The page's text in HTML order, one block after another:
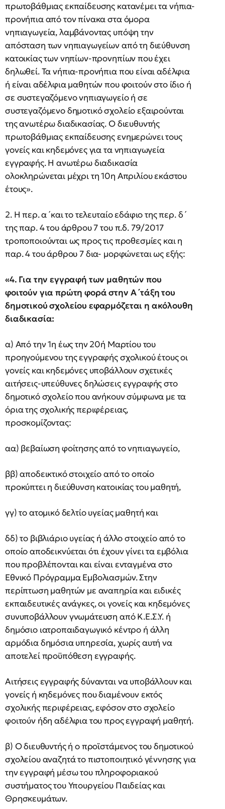
πρωτοβάθμιας εκπαίδευσης κατανέμει τα νήπια-
προνήπια από τον πίνακα στα όμορα
νηπιαγωγεία, λαμβάνοντας υπόψη την
απόσταση των νηπιαγωγείων από τη διεύθυνση
κατοικίας των νηπίων-προνηπίων που έχει
δηλωθεί. Τα νήπια-προνήπια που είναι αδέλφια
ή είναι αδέλφια μαθητών που φοιτούν στο ίδιο ή
σε συστεγαζόμενο νηπιαγωγείο ή σε
συστεγαζόμενο δημοτικό σχολείο εξαιρούνται
της ανωτέρω διαδικασίας. Ο διευθυντής
πρωτοβάθμιας εκπαίδευσης ενημερώνει τους
γονείς και κηδεμόνες για τα νηπιαγωγεία
εγγραφής. Η ανωτέρω διαδικασία
ολοκληρώνεται μέχρι τη 10η Απριλίου εκάστου
έτους».
2. Η περ. α ́ και το τελευταίο εδάφιο της περ. δ ́
της παρ. 4 του άρθρου 7 του π.δ. 79/2017
τροποποιούνται ως προς τις προθεσμίες και η
παρ. 4 του άρθρου 7 δια- μορφώνεται ως εξής:
«4. Για την εγγραφή των μαθητών που
φοιτούν για πρώτη φορά στην Α ́ τάξη του
δημοτικού σχολείου εφαρμόζεται η ακόλουθη
διαδικασία:
α) Από την 1η έως την 20ή Μαρτίου του
προηγούμενου της εγγραφής σχολικού έτους οι
γονείς και κηδεμόνες υποβάλλουν σχετικές
αιτήσεις-υπεύθυνες δηλώσεις εγγραφής στο
δημοτικό σχολείο που ανήκουν σύμφωνα με τα
όρια της σχολικής περιφέρειας,
προσκομίζοντας:
αα) βεβαίωση φοίτησης από το νηπιαγωγείο,
ββ) αποδεικτικό στοιχείο από το οποίο
προκύπτει η διεύθυνση κατοικίας του μαθητή,
γγ) το ατομικό δελτίο υγείας μαθητή και
δδ) το βιβλιάριο υγείας ή άλλο στοιχείο από το
οποίο αποδεικνύεται ότι έχουν γίνει τα εμβόλια
που προβλέπονται και είναι ενταγμένα στο
Εθνικό Πρόγραμμα Εμβολιασμών. Στην
περίπτωση μαθητών με αναπηρία και ειδικές
εκπαιδευτικές ανάγκες, οι γονείς και κηδεμόνες
συνυποβάλλουν γνωμάτευση από Κ.Ε.Σ.Υ. ή
δημόσιο ιατροπαιδαγωγικό κέντρο ή άλλη
αρμόδια δημόσια υπηρεσία, χωρίς αυτή να
αποτελεί προϋπόθεση εγγραφής.
Αιτήσεις εγγραφής δύνανται να υποβάλλουν και
γονείς ή κηδεμόνες που διαμένουν εκτός
σχολικής περιφέρειας, εφόσον στο σχολείο
φοιτούν ήδη αδέλφια του προς εγγραφή μαθητή.
β) Ο διευθυντής ή ο προϊστάμενος του δημοτικού
σχολείου αναζητά το πιστοποιητικό γέννησης για
την εγγραφή μέσω του πληροφοριακού
συστήματος του Υπουργείου Παιδείας και
Θρησκευμάτων.